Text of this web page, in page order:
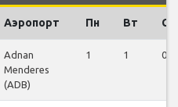
Аэропорт Пн Вт Ср
Adnan
Menderes
(ADB)
1 1 0